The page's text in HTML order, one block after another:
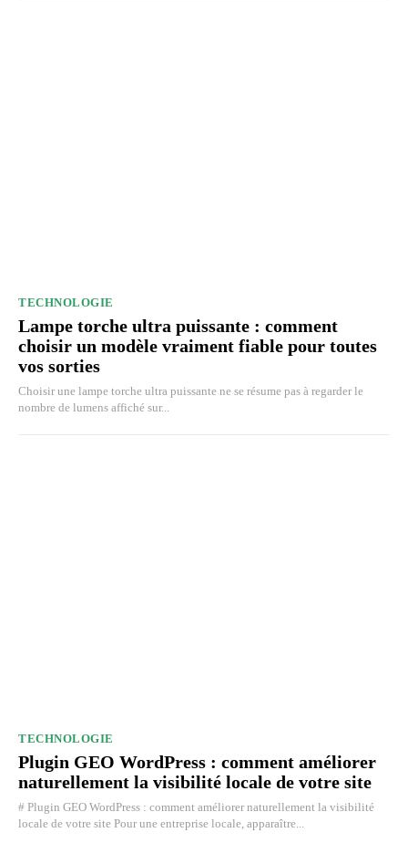
TECHNOLOGIE
Lampe torche ultra puissante : comment
choisir un modèle vraiment fiable pour toutes
vos sorties
Choisir une lampe torche ultra puissante ne se résume pas à regarder le
nombre de lumens affiché sur...
TECHNOLOGIE
Plugin GEO WordPress : comment améliorer
naturellement la visibilité locale de votre site
# Plugin GEO WordPress : comment améliorer naturellement la visibilité
locale de votre site Pour une entreprise locale, apparaître...